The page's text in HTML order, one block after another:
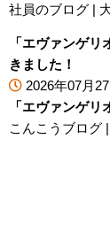
社員のブログ |
「エヴァンゲ
きました！
2026年07月
「エヴァンゲ
こんこうブログ |